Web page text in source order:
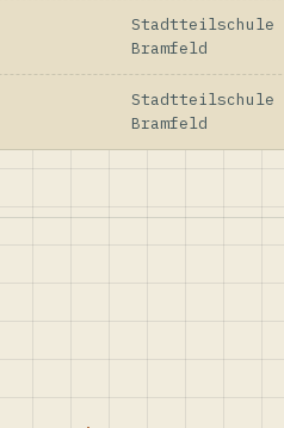
Stadtteilschule
Bramfeld
Stadtteilschule
Bramfeld